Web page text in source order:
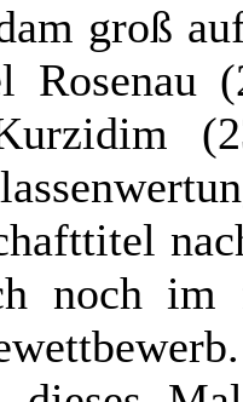
groß
Rosenau
noch im